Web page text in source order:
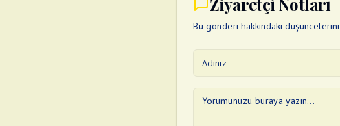
Bu gönderi hakkındaki